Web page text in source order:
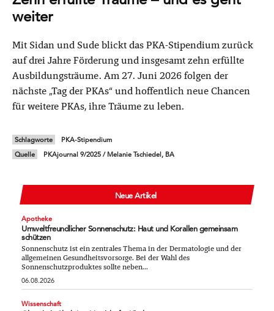
weiter
Mit Sidan und Sude blickt das PKA-Stipendium zurück
auf drei Jahre Förderung und insgesamt zehn erfüllte
Ausbildungsträume. Am 27. Juni 2026 folgen der
nächste „Tag der PKAs“ und hoffentlich neue Chancen
für weitere PKAs, ihre Träume zu leben.
Schlagworte
PKA-Stipendium
Quelle
PKAjournal 9/2025 / Melanie Tschiedel, BA
Neue Artikel
Apotheke
Umweltfreundlicher Sonnenschutz: Haut und Korallen gemeinsam
schützen
Sonnenschutz ist ein zentrales Thema in der Dermatologie und der
allgemeinen Gesundheitsvorsorge. Bei der Wahl des
Sonnenschutzproduktes sollte neben...
06.08.2026
Wissenschaft